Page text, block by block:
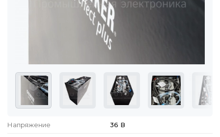
Напряжение 36 В